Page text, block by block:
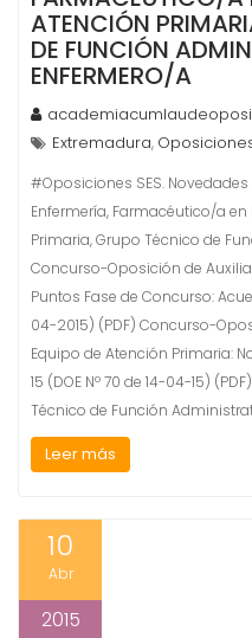
ATENCIÓN
DE FUNCIÓN
ENFERMERO/A
Extremadura,
#Oposiciones SES. Novedades
Enfermería, Farmacéutico/a
Primaria, Grupo Técnico de
Concurso-Oposición de
Puntos Fase de Concurso:
04-2015) (PDF) Concurso-
Equipo de Atención Primaria:
15 (DOE Nº 70 de 14-04-15)
Técnico de Función
Leer más
10
Abr
2015